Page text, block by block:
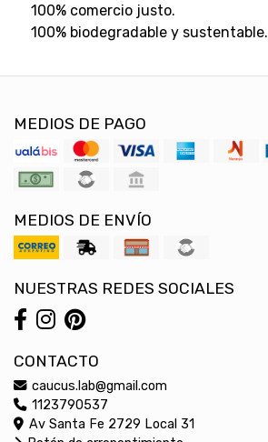
100% comercio justo.
100% biodegradable y sustentable.
MEDIOS DE PAGO
MEDIOS DE ENVÍO
NUESTRAS REDES SOCIALES
CONTACTO
caucus.lab@gmail.com
1123790537
Av Santa Fe 2729 Local 31